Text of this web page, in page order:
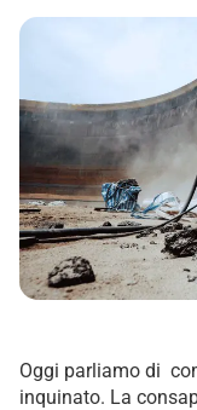
Oggi parliamo di
inquinato. La